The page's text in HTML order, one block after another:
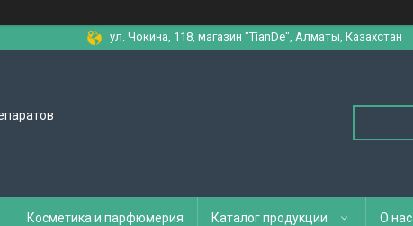
ул. Чокина, 118, магазин "TianDe", Алматы, Казахстан
Косметика и парфюмерия Каталог продукции О нас